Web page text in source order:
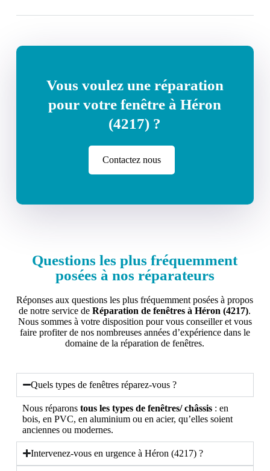
Vous voulez une réparation
pour votre fenêtre à Héron
(4217) ?
Contactez nous
Questions les plus fréquemment
posées à nos réparateurs
Réponses aux questions les plus fréquemment posées à propos
de notre service deRéparation de fenêtres à Héron (4217).
Nous sommes à votre disposition pour vous conseiller et vous
faire profiter de nos nombreuses années d’expérience dans le
domaine de la réparation de fenêtres.
Quels types de fenêtres réparez-vous ?
Nous réparons tous les types de fenêtres/ châssis: en
bois, en PVC, en aluminium ou en acier, qu’elles soient
anciennes ou modernes.
Intervenez-vous en urgence à Héron (4217) ?